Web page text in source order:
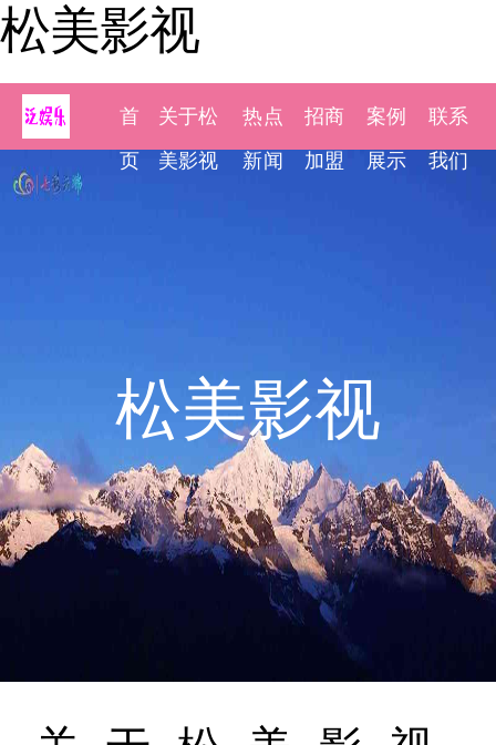
松美影视
首
页
关于松
美影视
热点
新闻
招商
加盟
案例
展示
联系
我们
松美影视